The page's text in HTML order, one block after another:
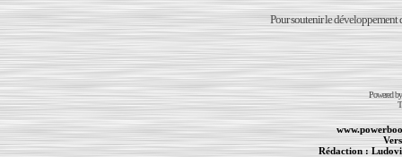
Pour soutenir le développement
Powered
Rédaction :